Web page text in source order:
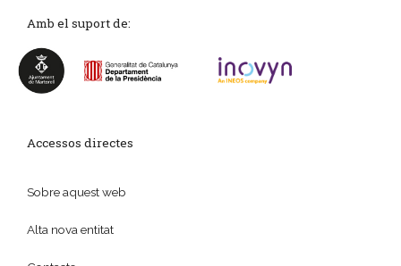
Amb el suport de:
Accessos directes
Sobre aquest web
Alta nova entitat